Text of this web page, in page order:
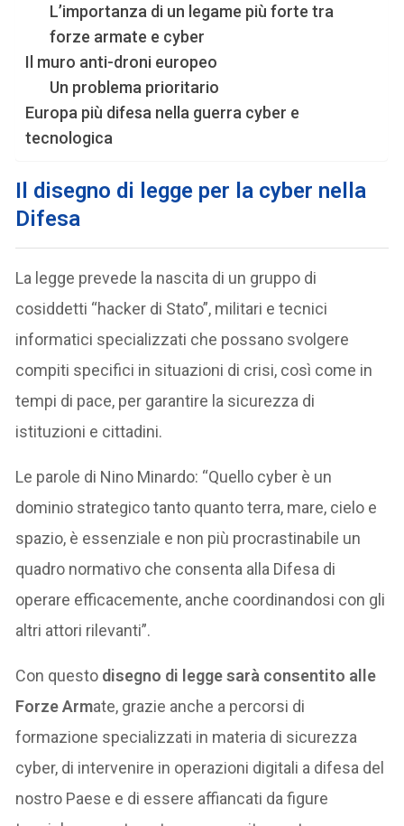
L’importanza di un legame più forte tra
forze armate e cyber
Il muro anti-droni europeo
Un problema prioritario
Europa più difesa nella guerra cyber e
tecnologica
Il disegno di legge per la cyber nella
Difesa
La legge prevede la nascita di un gruppo di
cosiddetti “hacker di Stato”, militari e tecnici
informatici specializzati che possano svolgere
compiti specifici in situazioni di crisi, così come in
tempi di pace, per garantire la sicurezza di
istituzioni e cittadini.
Le parole di Nino Minardo: “Quello cyber è un
dominio strategico tanto quanto terra, mare, cielo e
spazio, è essenziale e non più procrastinabile un
quadro normativo che consenta alla Difesa di
operare efficacemente, anche coordinandosi con gli
altri attori rilevanti”.
Con questo disegno di legge sarà consentito alle
Forze Armate, grazie anche a percorsi di
formazione specializzati in materia di sicurezza
cyber, di intervenire in operazioni digitali a difesa del
nostro Paese e di essere affiancati da figure